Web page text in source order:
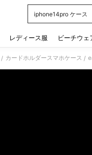
iphone14pro ケース
レディース服 ビーチウェ
/ カードホルダースマホケース /